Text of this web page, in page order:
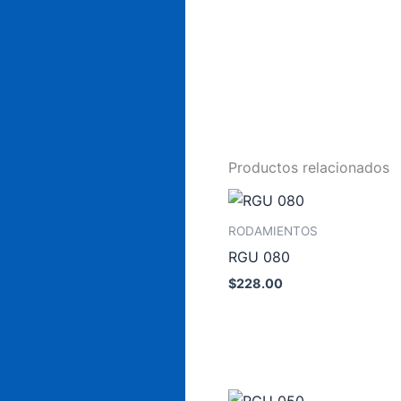
Productos relacionados
RODAMIENTOS
RGU 080
$228.00